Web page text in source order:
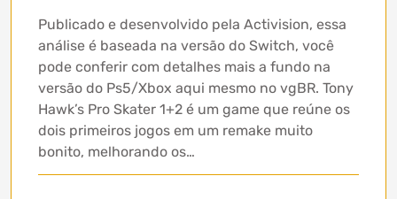
Publicado e desenvolvido pela Activision, essa
análise é baseada na versão do Switch, você
pode conferir com detalhes mais a fundo na
versão do Ps5/Xbox aqui mesmo no vgBR. Tony
Hawk’s Pro Skater 1+2 é um game que reúne os
dois primeiros jogos em um remake muito
bonito, melhorando os…